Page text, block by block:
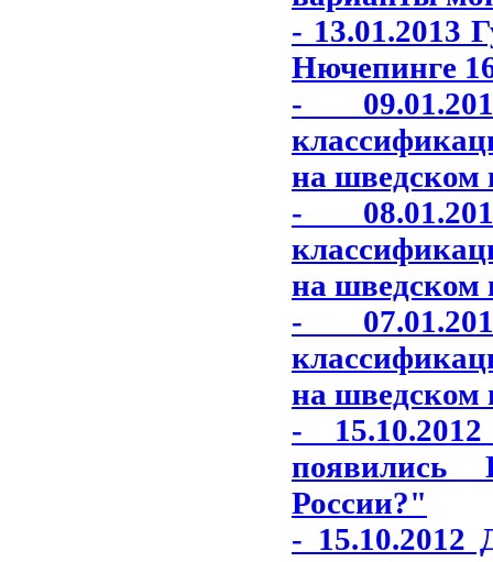
- 13.01.2013
Нючепинге
-
на шведском
-
на шведском
-
на шведском
-
появились
России?"
- 15.10.2012